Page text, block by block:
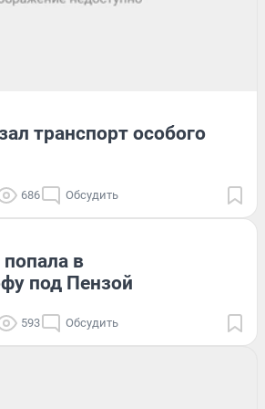
транспорт особого
686 Обсудить
в
под Пензой
593 Обсудить